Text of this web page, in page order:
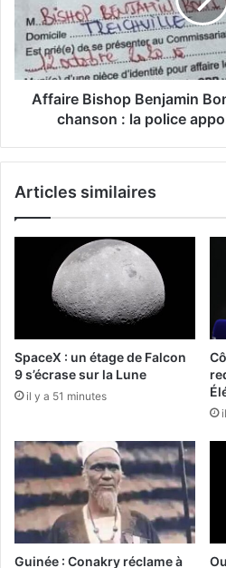
Affaire Bishop Benjamin
chanson : la police
Articles similaires
SpaceX : un étage de Falcon
9 s’écrase sur la Lune
il y a 51 minutes
Guinée : Conakry réclame à